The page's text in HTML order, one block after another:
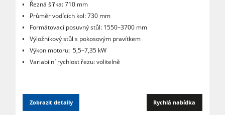
Řezná šířka: 710 mm
Průměr vodících kol: 730 mm
Formátovací posuvný stůl: 1550–3700 mm
Výložníkový stůl s pokosovým pravítkem
Výkon motoru: 5,5–7,35 kW
Variabilní rychlost řezu: volitelně
Zobrazit detaily Rychlá nabídka